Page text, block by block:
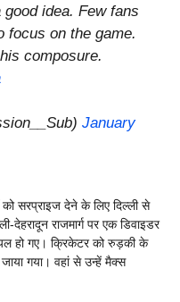
idea. Few fans
focus on the game.
composure.
January
सरप्राइज देने के लिए दिल्ली से
राजमार्ग पर एक डिवाइडर
हो गए। क्रिकेटर को रुड़की के
गया। वहां से उन्हें मैक्स